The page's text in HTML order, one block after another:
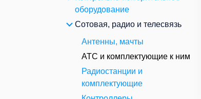
оборудование
Сотовая, радио и телесвязь
Антенны, мачты
АТС и комплектующие к ним
Радиостанции и
комплектующие